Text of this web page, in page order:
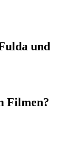
und
Filmen?